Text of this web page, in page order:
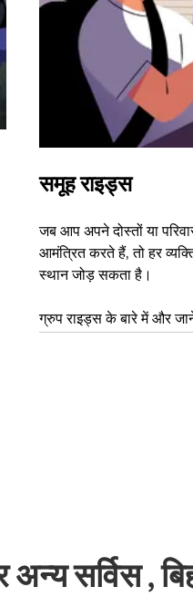
समूह राइड्स
जब आप अपने दोस्तों या
आमंत्रित करते हैं, तो हर
स्थान जोड़ सकता है।
ग्रुप राइड्स के बारे में और
सर्विस ,